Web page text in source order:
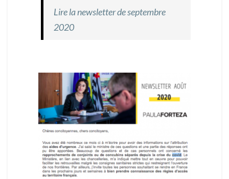
Lire la newsletter de septembre
2020